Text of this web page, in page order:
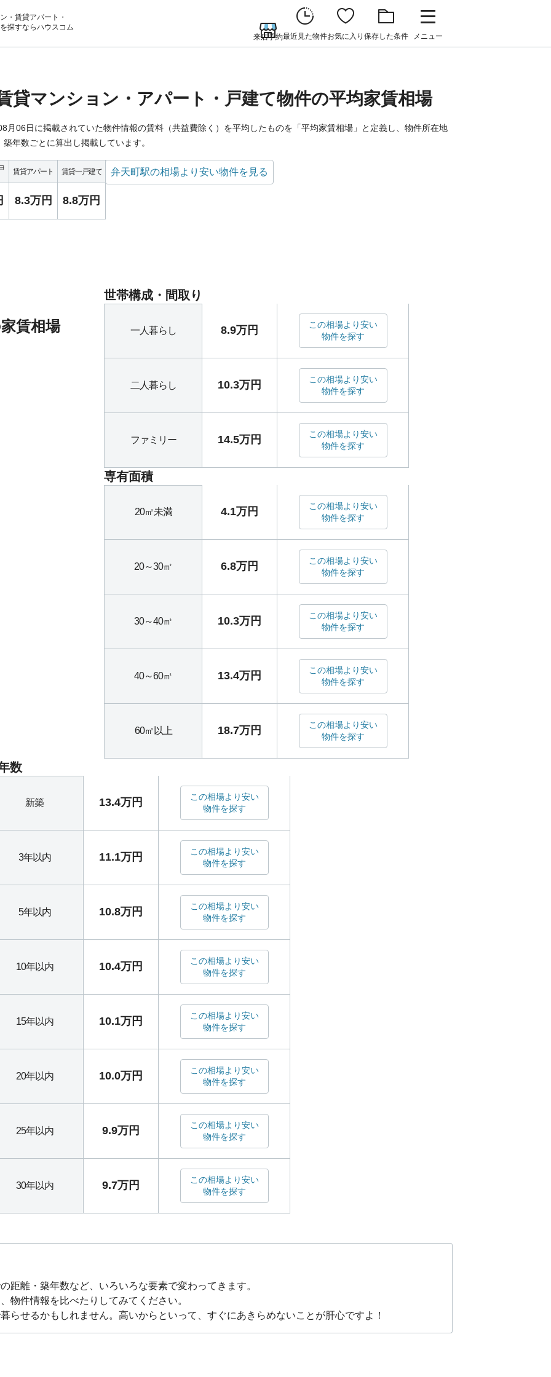
・賃貸アパート・
探すならハウスコム
来店予約最近見た物件お気に入り 保存した条件 メニュー
貸マンション・アパート・戸建て物件の平均家賃相場
月06日に掲載されていた物件情報の賃料（共益費除く）を平均したものを「平均家賃相場」と定義し、物件所在地
年数ごとに算出し掲載しています。
賃貸アパート 賃貸一戸建て
8.3万円 8.8万円
弁天町駅の相場より安い物件を見る
賃相場
世帯構成・間取り
一人暮らし 8.9万円
この相場より安い
物件を探す
二人暮らし 10.3万円
この相場より安い
物件を探す
ファミリー 14.5万円
この相場より安い
物件を探す
専有面積
20㎡未満 4.1万円
この相場より安い
物件を探す
20～30㎡ 6.8万円
この相場より安い
物件を探す
30～40㎡ 10.3万円
この相場より安い
物件を探す
40～60㎡ 13.4万円
この相場より安い
物件を探す
60㎡以上 18.7万円
この相場より安い
物件を探す
数
新築 13.4万円
この相場より安い
物件を探す
3年以内 11.1万円
この相場より安い
物件を探す
5年以内 10.8万円
この相場より安い
物件を探す
10年以内 10.4万円
この相場より安い
物件を探す
15年以内 10.1万円
この相場より安い
物件を探す
20年以内 10.0万円
この相場より安い
物件を探す
25年以内 9.9万円
この相場より安い
物件を探す
30年以内 9.7万円
この相場より安い
物件を探す
距離・築年数など、いろいろな要素で変わってきます。
物件情報を比べたりしてみてください。
らせるかもしれません。高いからといって、すぐにあきらめないことが肝心ですよ！